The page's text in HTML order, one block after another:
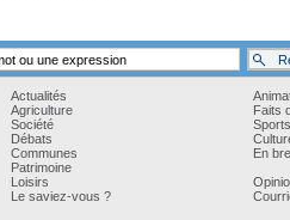
Actualités
Agriculture
Société
Débats
Communes
Patrimoine
Loisirs
Le saviez-vous ?
Faits
Sports
En